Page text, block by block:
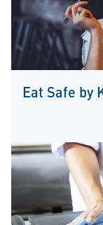
Eat Safe by